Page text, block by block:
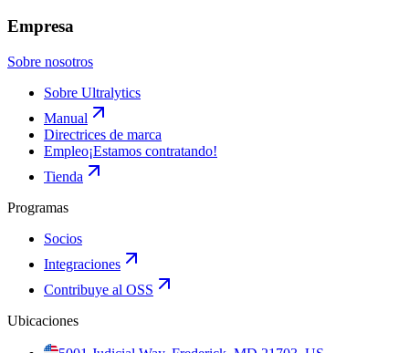
Empresa
Sobre nosotros
Sobre Ultralytics
Manual
Directrices de marca
Empleo¡Estamos contratando!
Tienda
Programas
Socios
Integraciones
Contribuye al OSS
Ubicaciones